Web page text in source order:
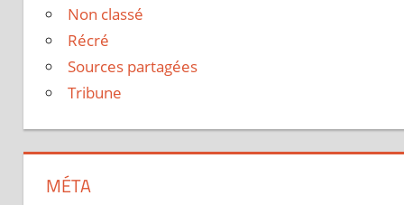
Non classé
Récré
Sources partagées
Tribune
MÉTA